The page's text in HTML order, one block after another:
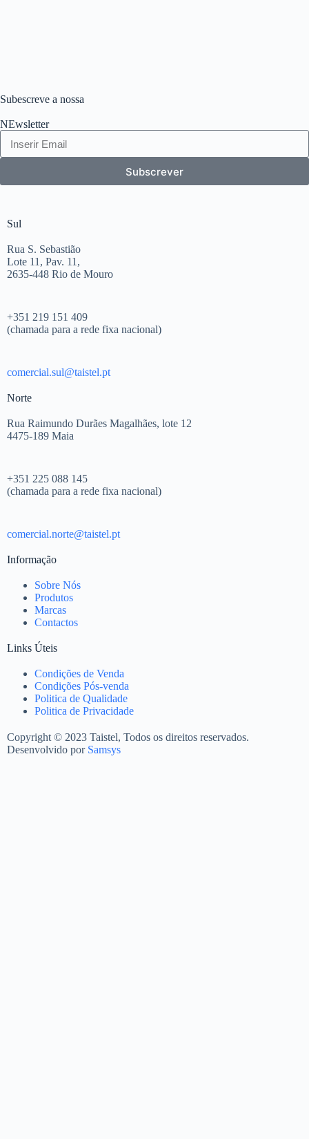
Subescreve a nossa
NEwsletter
Subscrever
Sul
Rua S. Sebastião
Lote 11, Pav. 11,
2635-448 Rio de Mouro
+351 219 151 409
(chamada para a rede fixa nacional)
comercial.sul@taistel.pt
Norte
Rua Raimundo Durães Magalhães, lote 12
4475-189 Maia
+351 225 088 145
(chamada para a rede fixa nacional)
comercial.norte@taistel.pt
Informação
Sobre Nós
Produtos
Marcas
Contactos
Links Úteis
Condições de Venda
Condições Pós-venda
Politica de Qualidade
Politica de Privacidade
Copyright © 2023 Taistel, Todos os direitos reservados.
Desenvolvido por Samsys